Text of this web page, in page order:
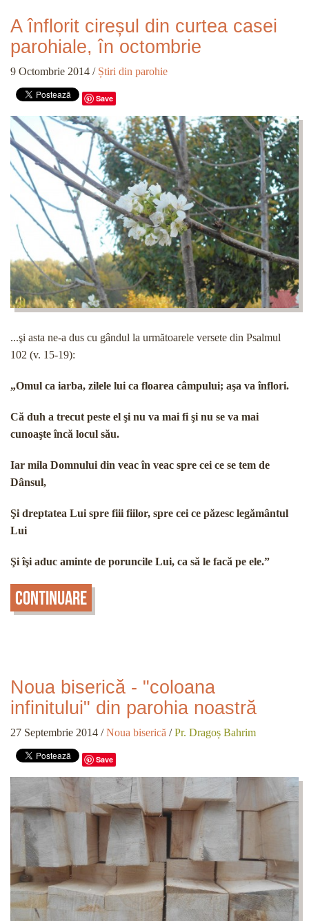
A înflorit cireșul din curtea casei
parohiale, în octombrie
9 Octombrie 2014 / Știri din parohie
Save
...şi asta ne-a dus cu gândul la următoarele versete din Psalmul
102 (v. 15-19):
„Omul ca iarba, zilele lui ca floarea câmpului; aşa va înflori.
Că duh a trecut peste el şi nu va mai fi şi nu se va mai
cunoaşte încă locul său.
Iar mila Domnului din veac în veac spre cei ce se tem de
Dânsul,
Şi dreptatea Lui spre fiii fiilor, spre cei ce păzesc legământul
Lui
Şi îşi aduc aminte de poruncile Lui, ca să le facă pe ele.”
Continuare
Noua biserică - "coloana
infinitului" din parohia noastră
27 Septembrie 2014 /Noua biserică /Pr. Dragoș Bahrim
Save